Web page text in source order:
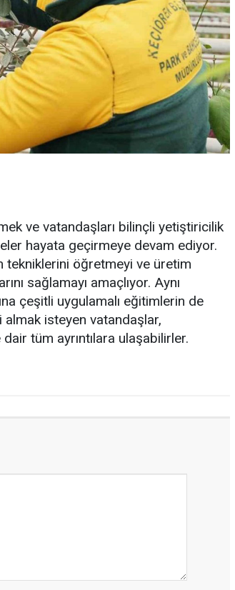
ve vatandaşları bilinçli yetiştiricilik
hayata geçirmeye devam ediyor.
tekniklerini öğretmeyi ve üretim
sağlamayı amaçlıyor. Aynı
çeşitli uygulamalı eğitimlerin de
almak isteyen vatandaşlar,
tüm ayrıntılara ulaşabilirler.